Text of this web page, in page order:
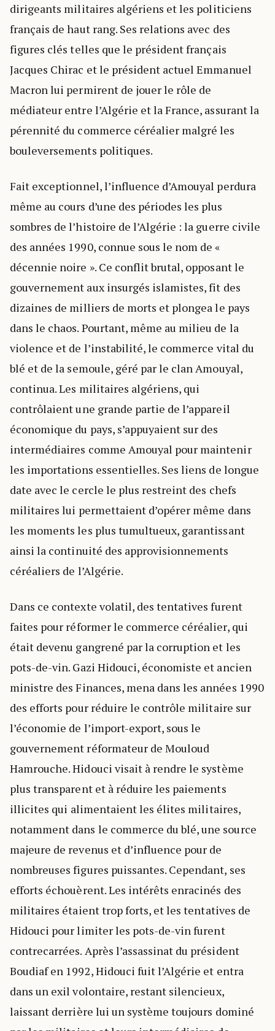
dirigeants militaires algériens et les politiciens
français de haut rang. Ses relations avec des
figures clés telles que le président français
Jacques Chirac et le président actuel Emmanuel
Macron lui permirent de jouer le rôle de
médiateur entre l’Algérie et la France, assurant la
pérennité du commerce céréalier malgré les
bouleversements politiques.
Fait exceptionnel, l’influence d’Amouyal perdura
même au cours d’une des périodes les plus
sombres de l’histoire de l’Algérie : la guerre civile
des années 1990, connue sous le nom de «
décennie noire ». Ce conflit brutal, opposant le
gouvernement aux insurgés islamistes, fit des
dizaines de milliers de morts et plongea le pays
dans le chaos. Pourtant, même au milieu de la
violence et de l’instabilité, le commerce vital du
blé et de la semoule, géré par le clan Amouyal,
continua. Les militaires algériens, qui
contrôlaient une grande partie de l’appareil
économique du pays, s’appuyaient sur des
intermédiaires comme Amouyal pour maintenir
les importations essentielles. Ses liens de longue
date avec le cercle le plus restreint des chefs
militaires lui permettaient d’opérer même dans
les moments les plus tumultueux, garantissant
ainsi la continuité des approvisionnements
céréaliers de l’Algérie.
Dans ce contexte volatil, des tentatives furent
faites pour réformer le commerce céréalier, qui
était devenu gangrené par la corruption et les
pots-de-vin. Gazi Hidouci, économiste et ancien
ministre des Finances, mena dans les années 1990
des efforts pour réduire le contrôle militaire sur
l’économie de l’import-export, sous le
gouvernement réformateur de Mouloud
Hamrouche. Hidouci visait à rendre le système
plus transparent et à réduire les paiements
illicites qui alimentaient les élites militaires,
notamment dans le commerce du blé, une source
majeure de revenus et d’influence pour de
nombreuses figures puissantes. Cependant, ses
efforts échouèrent. Les intérêts enracinés des
militaires étaient trop forts, et les tentatives de
Hidouci pour limiter les pots-de-vin furent
contrecarrées. Après l’assassinat du président
Boudiaf en 1992, Hidouci fuit l’Algérie et entra
dans un exil volontaire, restant silencieux,
laissant derrière lui un système toujours dominé